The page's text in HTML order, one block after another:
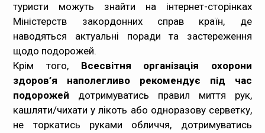
туристи можуть знайти на інтернет-сторінках
Міністерств закордонних справ країн, де
наводяться актуальні поради та застереження
щодо подорожей.
Крім того, Всесвітня організація охорони
здоров’я наполегливо рекомендує під час
подорожей дотримуватись правил миття рук,
кашляти/чихати у лікоть або одноразову серветку,
не торкатись руками обличчя, дотримуватись